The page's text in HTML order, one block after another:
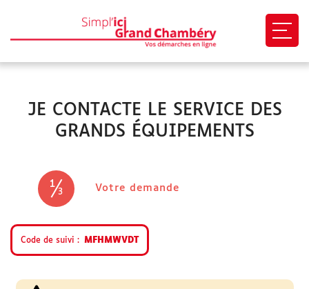
Mon profil
Paiement en ligne
Démarches
JE CONTACTE LE SERVICE DES
GRANDS ÉQUIPEMENTS
Code de suivi MFHMWVDT
1
3 Votre demande(étape courante)